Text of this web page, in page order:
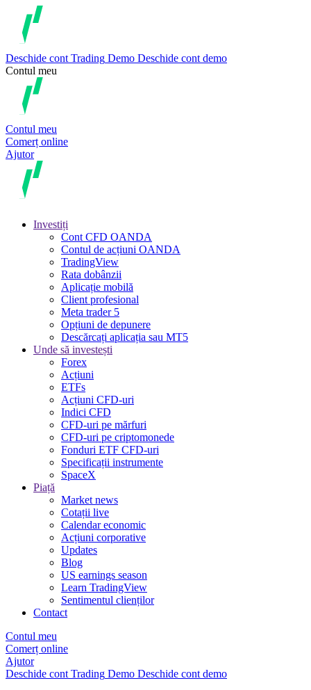
Deschide cont Trading Demo Deschide cont demo
Contul meu
Contul meu
Comerț online
Ajutor
Investiți
Cont CFD OANDA
Contul de acțiuni OANDA
TradingView
Rata dobânzii
Aplicație mobilă
Client profesional
Meta trader 5
Opțiuni de depunere
Descărcați aplicația sau MT5
Unde să investești
Forex
Acțiuni
ETFs
Acțiuni CFD-uri
Indici CFD
CFD-uri pe mărfuri
CFD-uri pe criptomonede
Fonduri ETF CFD-uri
Specificații instrumente
SpaceX
Piață
Market news
Cotații live
Calendar economic
Acțiuni corporative
Updates
Blog
US earnings season
Learn TradingView
Sentimentul clienților
Contact
Contul meu
Comerț online
Ajutor
Deschide cont Trading Demo Deschide cont demo